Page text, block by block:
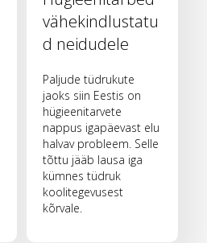
vähekindlustatu
d neidudele
Paljude tüdrukute
jaoks siin Eestis on
hügieenitarvete
nappus igapäevast elu
halvav probleem. Selle
tõttu jääb lausa iga
kümnes tüdruk
koolitegevusest
kõrvale.